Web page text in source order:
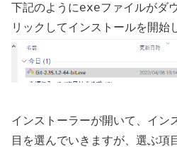
下記のようにexeファイルがダ
リックしてインストールを開始
インストーラーが開いて、イン
目を選んでいきますが、選ぶ項